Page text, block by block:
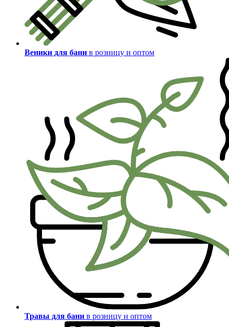
Веники для бани в розницу и оптом
Травы для бани в розницу и оптом